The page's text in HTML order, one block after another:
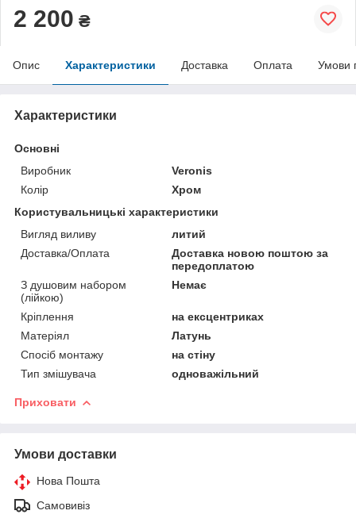
2 200 ₴
Опис Характеристики Доставка Оплата Умови
Характеристики
Основні
Виробник
Veronis
Колір
Хром
Користувальницькі характеристики
Вигляд виливу
литий
Доставка/Оплата
Доставка новою поштою за
передоплатою
З душовим набором
(лійкою)
Немає
Кріплення
на ексцентриках
Матеріял
Латунь
Спосіб монтажу
на стіну
Тип змішувача
одноважільний
Приховати
Умови доставки
Нова Пошта
Самовивіз